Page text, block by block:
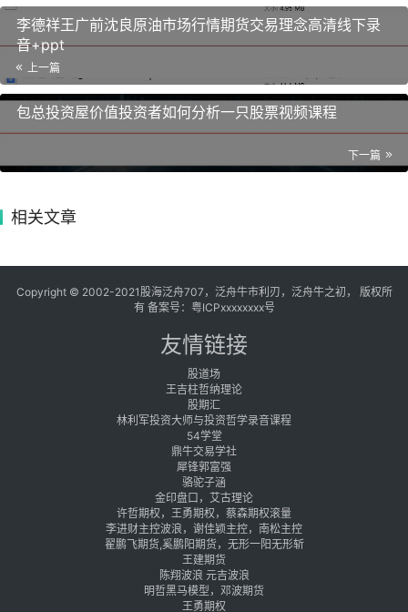
李德祥王广前沈良原油市场行情期货交易理念高清线下录
音+ppt
上一篇
包总投资屋价值投资者如何分析一只股票视频课程
下一篇
相关文章
Copyright © 2002-2021股海泛舟707，泛舟牛市利刃，泛舟牛之初， 版权所
有 备案号： 粤ICPxxxxxxxx号
友情链接
股道场
王吉柱哲纳理论
股期汇
林利军投资大师与投资哲学录音课程
54学堂
鼎牛交易学社
犀锋郭富强
骆驼子涵
金印盘口，艾古理论
许哲期权，王勇期权，蔡森期权滚量
李进财主控波浪，谢佳颖主控，南松主控
翟鹏飞期货,奚鹏阳期货，无形一阳无形斩
王建期货
陈翔波浪 元吉波浪
明哲黑马模型，邓波期货
王勇期权